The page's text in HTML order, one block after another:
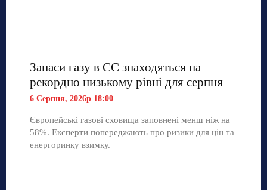
Запаси газу в ЄС знаходяться на
рекордно низькому рівні для серпня
6 Серпня, 2026р 18:00
Європейські газові сховища заповнені менш ніж на
58%. Експерти попереджають про ризики для цін та
енергоринку взимку.